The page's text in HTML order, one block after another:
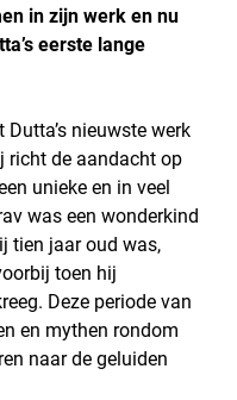
in zijn werk en nu
eerste lange
nieuwste werk
richt de aandacht op
unieke en in veel
was een wonderkind
tien jaar oud was,
toen hij
Deze periode van
en mythen rondom
naar de geluiden